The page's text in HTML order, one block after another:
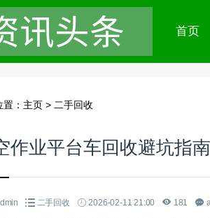
首页
： 主页 > 二手回收
作业平台车回收避坑指
二手回收 2026-02-11 21:00 181